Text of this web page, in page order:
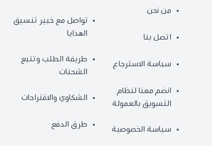
من نحن
اتصل بنا
سياسة الاسترجاع
انضم معنا لنظام
التسويق بالعمولة
سياسة الخصوصية
تواصل مع خبير تنسيق
الهدايا
طريقة الطلب وتتبع
الشحنات
الشكاوي والاقتراحات
طرق الدفع